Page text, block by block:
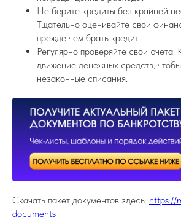
Не берите кредиты без крайней
Тщательно оценивайте свои
прежде чем брать кредит.
Регулярно проверяйте свои счета.
движение денежных средств,
незаконные списания.
Скачать пакет документов здесь: https://
documents